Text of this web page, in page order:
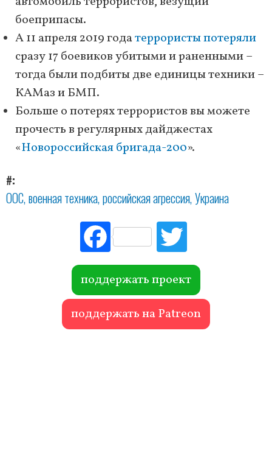
боеприпасы.
А 11 апреля 2019 годатеррористы потеряли
сразу 17 боевиков убитыми и раненными –
тогда были подбиты две единицы техники –
КАМаз и БМП.
Больше о потерях террористов вы можете
прочесть в регулярных дайджестах
«Новороссийская бригада-200».
#
ООС военная техника российская агрессия Украина
Fac
ebo
ok r
поддержать проект
поддержать на Patreon